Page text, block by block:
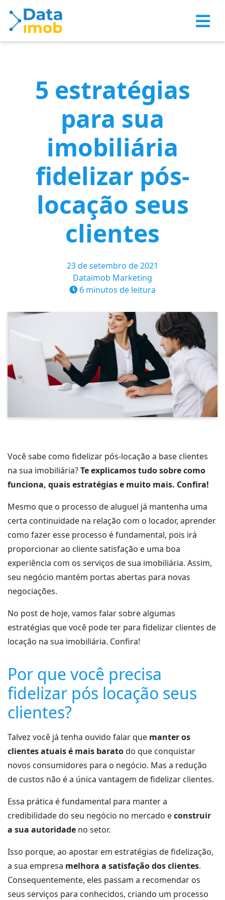
5 estratégias
para sua
imobiliária
fidelizar pós-
locação seus
clientes
23 de setembro de 2021
Dataimob Marketing
6 minutos de leitura
Você sabe como fidelizar pós-locação a base clientes
na sua imobiliária?Te explicamos tudo sobre como
funciona, quais estratégias e muito mais. Confira!
Mesmo que o processo de aluguel já mantenha uma
certa continuidade na relação com o locador, aprender
como fazer esse processo é fundamental, pois irá
proporcionar ao cliente satisfação e uma boa
experiência com os serviços de sua imobiliária. Assim,
seu negócio mantém portas abertas para novas
negociações.
No post de hoje, vamos falar sobre algumas
estratégias que você pode ter para fidelizar clientes de
locação na sua imobiliária. Confira!
Por que você precisa
fidelizar pós locação seus
clientes?
Talvez você já tenha ouvido falar que manter os
clientes atuais é mais baratodo que conquistar
novos consumidores para o negócio. Mas a redução
de custos não é a única vantagem de fidelizar clientes.
Essa prática é fundamental para manter a
credibilidade do seu negócio no mercado econstruir
a sua autoridade no setor.
Isso porque, ao apostar em estratégias de fidelização,
a sua empresa melhora a satisfação dos clientes.
Consequentemente, eles passam a recomendar os
seus serviços para conhecidos, criando um processo